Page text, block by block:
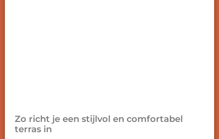
Zo richt je een stijlvol en comfortabel
terras in